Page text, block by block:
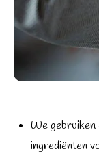
We gebruiken
ingrediënten